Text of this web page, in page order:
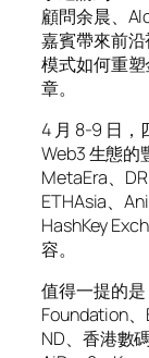
顧問余晨、
嘉賓帶來前
模式如何重
章。
4 月 8-9 日，
Web3 生態的
MetaEra、
ETHAsia、
HashKey
容。
值得一提的
Foundation
ND、香港數